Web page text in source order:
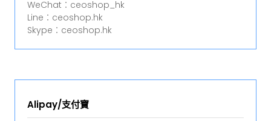
WeChat︰ceoshop_hk
Line︰ceoshop.hk
Skype︰ceoshop.hk
Alipay/支付寶